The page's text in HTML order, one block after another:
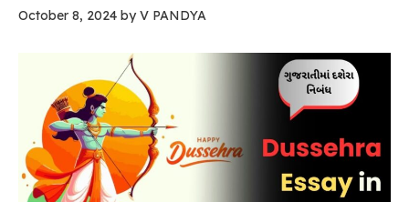
October 8, 2024 byV PANDYA